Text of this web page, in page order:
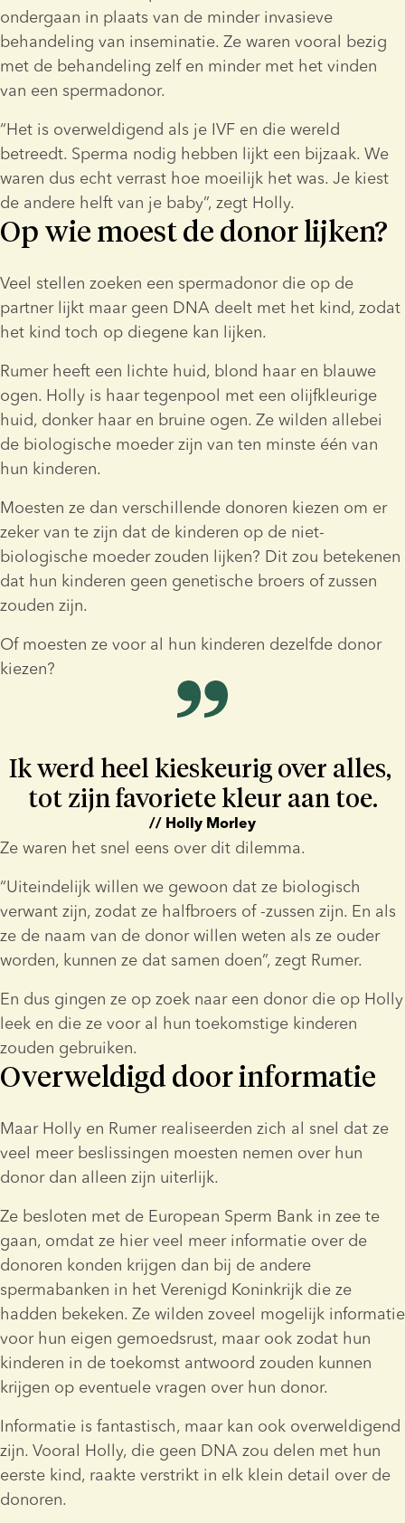
ondergaan in plaats van de minder invasieve
behandeling van inseminatie. Ze waren vooral bezig
met de behandeling zelf en minder met het vinden
van een spermadonor.
“Het is overweldigend als je IVF en die wereld
betreedt. Sperma nodig hebben lijkt een bijzaak. We
waren dus echt verrast hoe moeilijk het was. Je kiest
de andere helft van je baby”, zegt Holly.
Op wie moest de donor lijken?
Veel stellen zoeken een spermadonor die op de
partner lijkt maar geen DNA deelt met het kind, zodat
het kind toch op diegene kan lijken.
Rumer heeft een lichte huid, blond haar en blauwe
ogen. Holly is haar tegenpool met een olijfkleurige
huid, donker haar en bruine ogen. Ze wilden allebei
de biologische moeder zijn van ten minste één van
hun kinderen.
Moesten ze dan verschillende donoren kiezen om er
zeker van te zijn dat de kinderen op de niet-
biologische moeder zouden lijken? Dit zou betekenen
dat hun kinderen geen genetische broers of zussen
zouden zijn.
Of moesten ze voor al hun kinderen dezelfde donor
kiezen?
Ik werd heel kieskeurig over alles,
tot zijn favoriete kleur aan toe.
// Holly Morley
Ze waren het snel eens over dit dilemma.
“Uiteindelijk willen we gewoon dat ze biologisch
verwant zijn, zodat ze halfbroers of -zussen zijn. En als
ze de naam van de donor willen weten als ze ouder
worden, kunnen ze dat samen doen”, zegt Rumer.
En dus gingen ze op zoek naar een donor die op Holly
leek en die ze voor al hun toekomstige kinderen
zouden gebruiken.
Overweldigd door informatie
Maar Holly en Rumer realiseerden zich al snel dat ze
veel meer beslissingen moesten nemen over hun
donor dan alleen zijn uiterlijk.
Ze besloten met de European Sperm Bank in zee te
gaan, omdat ze hier veel meer informatie over de
donoren konden krijgen dan bij de andere
spermabanken in het Verenigd Koninkrijk die ze
hadden bekeken. Ze wilden zoveel mogelijk informatie
voor hun eigen gemoedsrust, maar ook zodat hun
kinderen in de toekomst antwoord zouden kunnen
krijgen op eventuele vragen over hun donor.
Informatie is fantastisch, maar kan ook overweldigend
zijn. Vooral Holly, die geen DNA zou delen met hun
eerste kind, raakte verstrikt in elk klein detail over de
donoren.